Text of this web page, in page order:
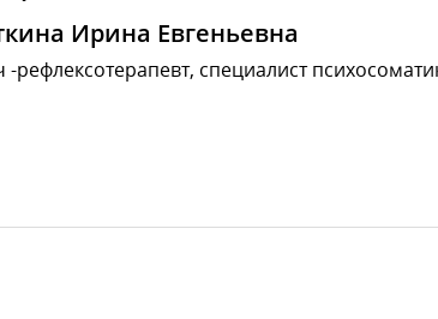
Ирина Евгеньевна
-рефлексотерапевт, специалист